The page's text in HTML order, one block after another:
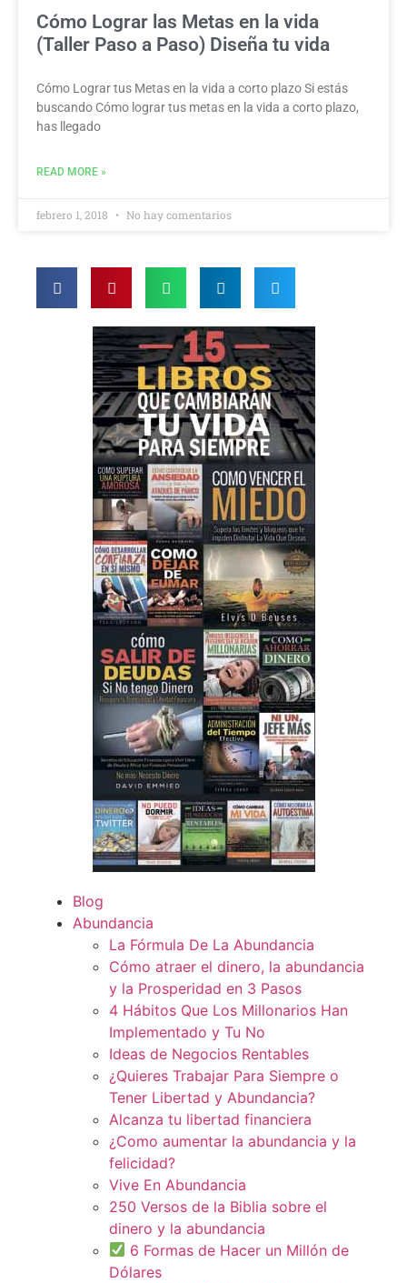
Cómo Lograr las Metas en la vida
(Taller Paso a Paso) Diseña tu vida
Cómo Lograr tus Metas en la vida a corto plazo Si estás
buscando Cómo lograr tus metas en la vida a corto plazo,
has llegado
READ MORE »
febrero 1, 2018 No hay comentarios
Blog
Abundancia
La Fórmula De La Abundancia
Cómo atraer el dinero, la abundancia
y la Prosperidad en 3 Pasos
4 Hábitos Que Los Millonarios Han
Implementado y Tu No
Ideas de Negocios Rentables
¿Quieres Trabajar Para Siempre o
Tener Libertad y Abundancia?
Alcanza tu libertad financiera
¿Como aumentar la abundancia y la
felicidad?
Vive En Abundancia
250 Versos de la Biblia sobre el
dinero y la abundancia
6 Formas de Hacer un Millón de
Dólares